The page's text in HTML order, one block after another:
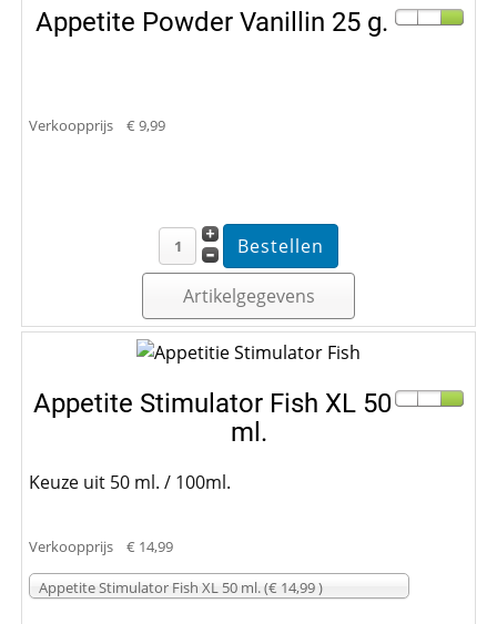
Appetite Powder Vanillin 25 g.
Verkoopprijs € 9,99
Artikelgegevens
Appetite Stimulator Fish XL 50
ml.
Keuze uit 50 ml. / 100ml.
Verkoopprijs € 14,99
Appetite Stimulator Fish XL 50 ml. (€ 14,99 )